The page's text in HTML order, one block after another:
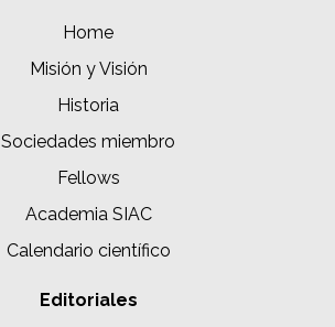
Home
Misión y Visión
Historia
Sociedades miembro
Fellows
Academia SIAC
Calendario científico
Editoriales